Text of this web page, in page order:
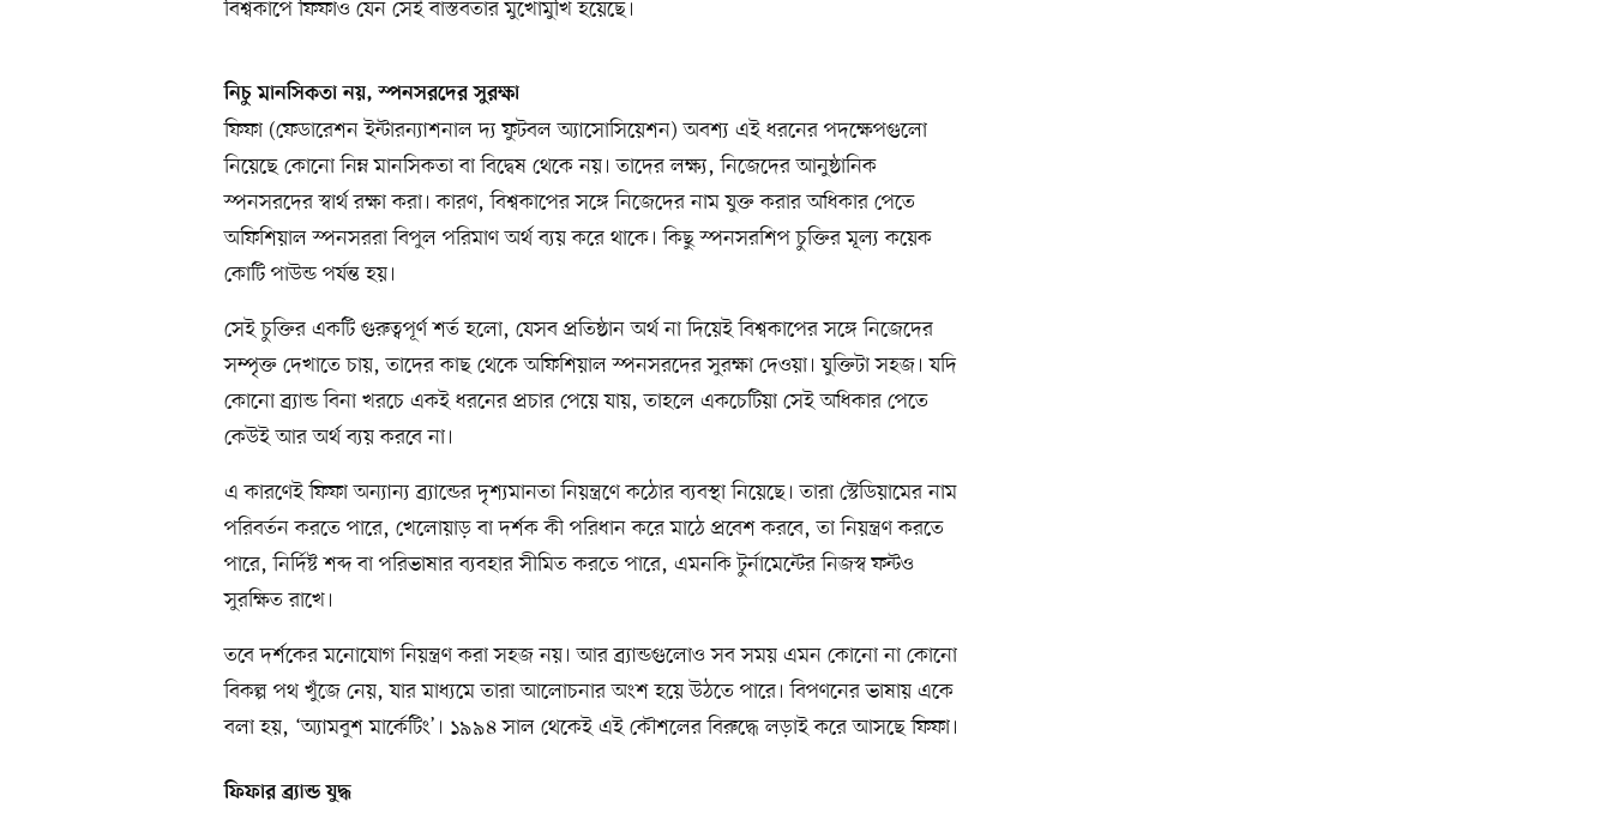
বিশ্বকাপে ফিফাও যেন সেই বাস্তবতার মুখোমুখি হয়েছে।
নিচু মানসিকতা নয়, স্পনসরদের সুরক্ষা
ফিফা (ফেডারেশন ইন্টারন্যাশনাল দ্য ফুটবল অ্যাসোসিয়েশন) অবশ্য এই ধরনের পদক্ষেপগুলো
নিয়েছে কোনো নিম্ন মানসিকতা বা বিদ্বেষ থেকে নয়। তাদের লক্ষ্য, নিজেদের আনুষ্ঠানিক
স্পনসরদের স্বার্থ রক্ষা করা। কারণ, বিশ্বকাপের সঙ্গে নিজেদের নাম যুক্ত করার অধিকার পেতে
অফিশিয়াল স্পনসররা বিপুল পরিমাণ অর্থ ব্যয় করে থাকে। কিছু স্পনসরশিপ চুক্তির মূল্য কয়েক
কোটি পাউন্ড পর্যন্ত হয়।
সেই চুক্তির একটি গুরুত্বপূর্ণ শর্ত হলো, যেসব প্রতিষ্ঠান অর্থ না দিয়েই বিশ্বকাপের সঙ্গে নিজেদের
সম্পৃক্ত দেখাতে চায়, তাদের কাছ থেকে অফিশিয়াল স্পনসরদের সুরক্ষা দেওয়া। যুক্তিটা সহজ। যদি
কোনো ব্র্যান্ড বিনা খরচে একই ধরনের প্রচার পেয়ে যায়, তাহলে একচেটিয়া সেই অধিকার পেতে
কেউই আর অর্থ ব্যয় করবে না।
এ কারণেই ফিফা অন্যান্য ব্র্যান্ডের দৃশ্যমানতা নিয়ন্ত্রণে কঠোর ব্যবস্থা নিয়েছে। তারা স্টেডিয়ামের নাম
পরিবর্তন করতে পারে, খেলোয়াড় বা দর্শক কী পরিধান করে মাঠে প্রবেশ করবে, তা নিয়ন্ত্রণ করতে
পারে, নির্দিষ্ট শব্দ বা পরিভাষার ব্যবহার সীমিত করতে পারে, এমনকি টুর্নামেন্টের নিজস্ব ফন্টও
সুরক্ষিত রাখে।
তবে দর্শকের মনোযোগ নিয়ন্ত্রণ করা সহজ নয়। আর ব্র্যান্ডগুলোও সব সময় এমন কোনো না কোনো
বিকল্প পথ খুঁজে নেয়, যার মাধ্যমে তারা আলোচনার অংশ হয়ে উঠতে পারে। বিপণনের ভাষায় একে
বলা হয়, ‘অ্যামবুশ মার্কেটিং’। ১৯৯৪ সাল থেকেই এই কৌশলের বিরুদ্ধে লড়াই করে আসছে ফিফা।
ফিফার ব্র্যান্ড যুদ্ধ